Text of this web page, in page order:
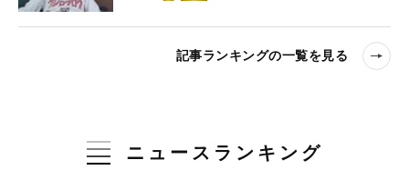
記事ランキングの一覧を見る
ニュースランキング